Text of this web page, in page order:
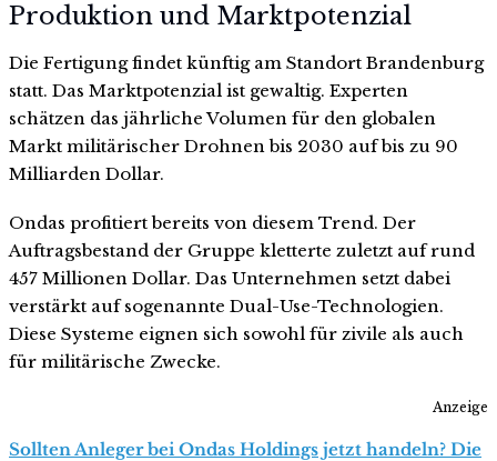
Produktion und Marktpotenzial
Die Fertigung findet künftig am Standort Brandenburg
statt. Das Marktpotenzial ist gewaltig. Experten
schätzen das jährliche Volumen für den globalen
Markt militärischer Drohnen bis 2030 auf bis zu 90
Milliarden Dollar.
Ondas profitiert bereits von diesem Trend. Der
Auftragsbestand der Gruppe kletterte zuletzt auf rund
457 Millionen Dollar. Das Unternehmen setzt dabei
verstärkt auf sogenannte Dual-Use-Technologien.
Diese Systeme eignen sich sowohl für zivile als auch
für militärische Zwecke.
Anzeige
Sollten Anleger bei Ondas Holdings jetzt handeln? Die